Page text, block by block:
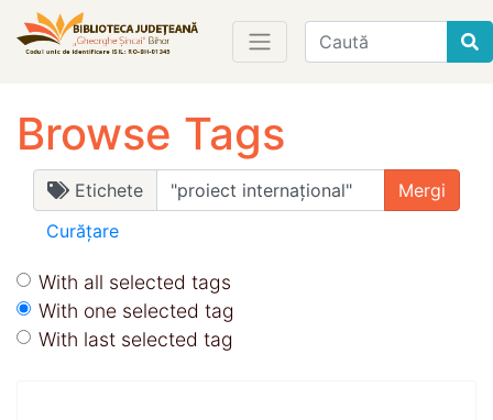
Find
Browse Tags
Etichete
Curățare
With all selected tags
With one selected tag
With last selected tag